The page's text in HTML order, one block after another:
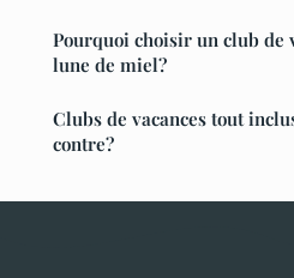
Pourquoi choisir un club de
lune de miel?
Clubs de vacances tout
contre?